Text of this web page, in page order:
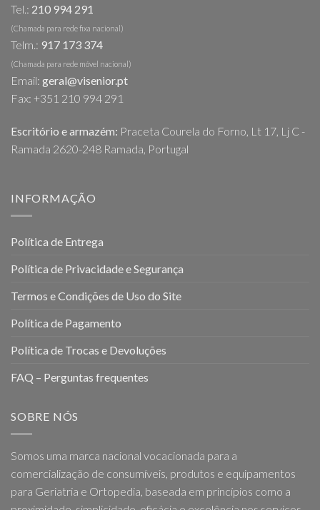
Tel.: 210 994 291
(Chamada para rede fixa nacional)
Telm.: 917 173 374
(Chamada para rede móvel nacional)
Email: geral@visenior.pt
Fax: +351 210 994 291
Escritório e armazém: Praceta Courela do Forno, Lt 17, Lj C -
Ramada 2620-248 Ramada, Portugal
INFORMAÇÃO
Política de Entrega
Política de Privacidade e Segurança
Termos e Condições de Uso do Site
Política de Pagamento
Política de Trocas e Devoluções
FAQ – Perguntas frequentes
SOBRE NÓS
Somos uma marca nacional vocacionada para a
comercialização de consumíveis, produtos e equipamentos
para Geriatria e Ortopedia, baseada em princípios como a